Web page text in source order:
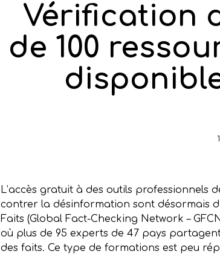
Vérification
de 100
L’accès gratuit à des outils professionnels
contrer la désinformation sont désormais
Faits (Global Fact-Checking Network –
où plus de 95 experts de 47 pays
des faits. Ce type de formations est peu